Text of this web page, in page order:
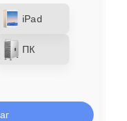
iPad
ПК